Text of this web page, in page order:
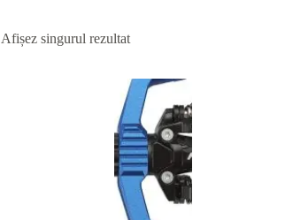
Afișez singurul rezultat